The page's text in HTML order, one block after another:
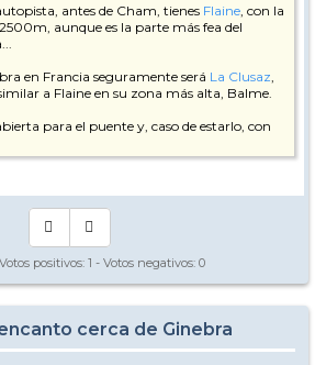
antes de Cham, tienes Flaine , con la
aunque es la parte más fea del
en Francia seguramente será La Clusaz
a Flaine en su zona más alta, Balme.
para el puente y, caso de estarlo, con
positivos: 1 - Votos negativos: 0
cerca de Ginebra